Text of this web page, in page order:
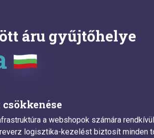
áru gyűjtőhelye
a webshopok számára
logisztika-kezelést biztosít minden